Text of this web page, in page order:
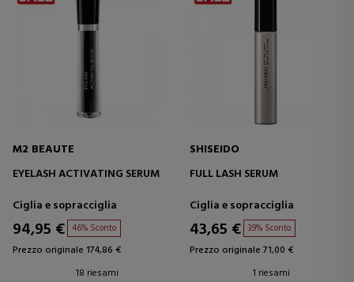
M2 BEAUTE
EYELASH ACTIVATING SERUM
Ciglia e sopracciglia
94,95 € 46% Sconto
Prezzo originale 174,86 €
18 riesami
SHISEIDO
FULL LASH SERUM
Ciglia e sopracciglia
43,65 € 39% Sconto
Prezzo originale 71,00 €
1 riesami